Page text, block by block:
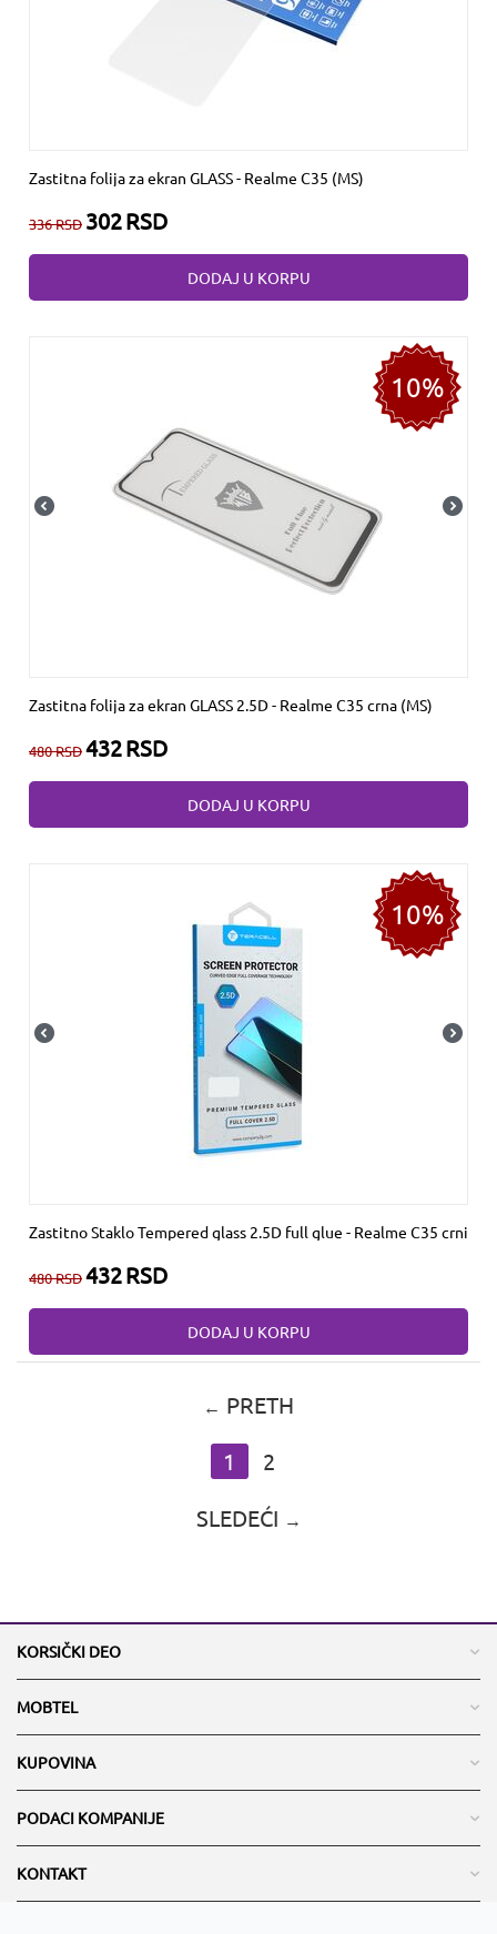
Zastitna folija za ekran GLASS - Realme C35 (MS)
336RSD 302RSD
DODAJ U KORPU
10%
Zastitna folija za ekran GLASS 2.5D - Realme C35 crna (MS)
480RSD432RSD
DODAJ U KORPU
10%
Zastitno Staklo Tempered glass 2.5D full glue - Realme C35 crni
480RSD432RSD
DODAJ U KORPU
PRETH
1 2
SLEDEĆI
KORSIČKI DEO
MOBTEL
KUPOVINA
PODACI KOMPANIJE
KONTAKT